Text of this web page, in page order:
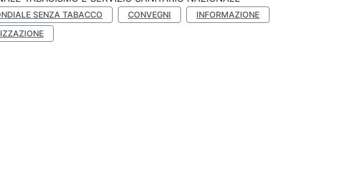
SENZA TABACCO CONVEGNI
INFORMAZIONE